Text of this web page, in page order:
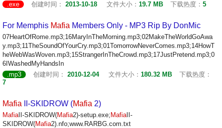
.exe
创建时间： 2013-10-18 文件大小： 19.7 MB 下载热度： 5
For Memphis Mafia Members Only - MP3 Rip By DonMic
07HeartOfRome.mp3;16MaryInTheMorning.mp3;02MakeTheWorldGoAwa
y.mp3;11TheSoundOfYourCry.mp3;01TomorrowNeverComes.mp3;14HowT
heWebWasWoven.mp3;15StrangerInTheCrowd.mp3;17JustPretend.mp3;0
6IWashedMyHandsIn
.mp3
创建时间： 2010-12-04 文件大小： 180.32 MB
下载热度：
7
Mafia II-SKIDROW (Mafia 2)
MafiaII-SKIDROW(Mafia2)-setup.exe; MafiaII-
SKIDROW(Mafia2).nfo;www.RARBG.com.txt